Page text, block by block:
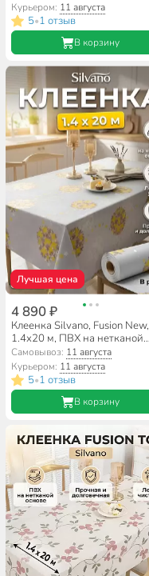
Курьером: 11 августа
5•1 отзыв
В корзину
Лучшая цена
4 890 ₽
Клеенка Silvano, Fusion New,
1.4х20 м, ПВХ на нетканой
основе, LJDB9004B-7
Самовывоз: 11 августа
Курьером: 11 августа
5•1 отзыв
В корзину